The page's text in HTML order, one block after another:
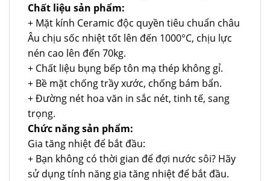
Chất liệu sản phẩm:
+ Mặt kính Ceramic độc quyền tiêu chuẩn châu
Âu chịu sốc nhiệt tốt lên đến 1000°C, chịu lực
nén cao lên đến 70kg.
+ Chất liệu bụng bếp tôn mạ thép không gỉ.
+ Bề mặt chống trầy xước, chống bám bẩn.
+ Đường nét hoa văn in sắc nét, tinh tế, sang
trọng.
Chức năng sản phẩm:
Gia tăng nhiệt để bắt đầu:
+ Bạn không có thời gian để đợi nước sôi? Hãy
sử dụng tính năng gia tăng nhiệt để bắt đầu.